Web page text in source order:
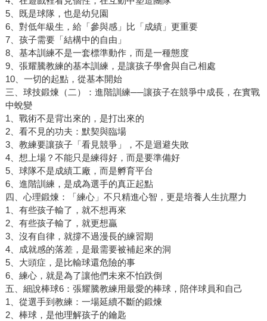
5、既是球隊，也是幼兒園
6、對低年級生，給「參與感」比「成績」更重要
7、孩子需要「結構中的自由」
8、基本訓練不是一套標準動作，而是一種態度
9、張耀騰教練的基本訓練，是讓孩子學會與自己相處
10、一切的起點，從基本開始
三、球技鍛煉（二）：進階訓練──讓孩子在競爭中成長，在實戰
中蛻變
1、戰術不是背出來的，是打出來的
2、看不見的功夫：默契與臨場
3、教練要讓孩子「看見競爭」，不是迴避失敗
4、想上場？不能只是練得好，而是要準備好
5、球隊不是成績工廠，而是孵育平台
6、進階訓練，是成為選手的真正起點
四、心理鍛煉：「練心」不只精進心智，更是培養人生抗壓力
1、有些孩子輸了，就不想再來
2、有些孩子輸了，就更想贏
3、沒有自律，就撐不過漫長的練習期
4、成就感的落差，是最需要被補起來的洞
5、大頭症，是比輸球還危險的事
6、練心，就是為了讓他們未來不怕跌倒
五、細說棒球6：張耀騰教練用最愛的棒球，陪伴球員和自己
1、從選手到教練：一場延續不斷的鍛煉
2、棒球，是他理解孩子的鑰匙